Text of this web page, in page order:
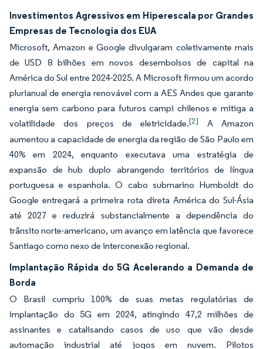
Investimentos Agressivos em Hiperescala por Grandes
Empresas de Tecnologia dos EUA
Microsoft, Amazon e Google divulgaram coletivamente mais
de USD 8 bilhões em novos desembolsos de capital na
América do Sul entre 2024-2025. A Microsoft firmou um acordo
plurianual de energia renovável com a AES Andes que garante
energia sem carbono para futuros campi chilenos e mitiga a
volatilidade dos preços de eletricidade.[2]
A Amazon
aumentou a capacidade de energia da região de São Paulo em
40% em 2024, enquanto executava uma estratégia de
expansão de hub duplo abrangendo territórios de língua
portuguesa e espanhola. O cabo submarino Humboldt do
Google entregará a primeira rota direta América do Sul-Ásia
até 2027 e reduzirá substancialmente a dependência do
trânsito norte-americano, um avanço em latência que favorece
Santiago como nexo de interconexão regional.
Implantação Rápida do 5G Acelerando a Demanda de
Borda
O Brasil cumpriu 100% de suas metas regulatórias de
implantação do 5G em 2024, atingindo 47,2 milhões de
assinantes e catalisando casos de uso que vão desde
automação industrial até jogos em nuvem. Pilotos